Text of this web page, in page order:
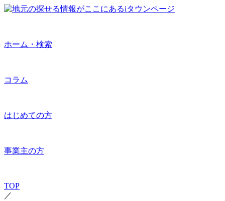
ホーム・検索
コラム
はじめての方
事業主の方
TOP
／